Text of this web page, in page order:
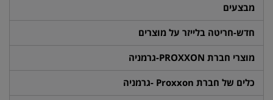
מבצעים
חדש-חריטה בלייזר על מוצרים
מוצרי חברת PROXXON-גרמניה
כלים של חברת Proxxon -גרמניה